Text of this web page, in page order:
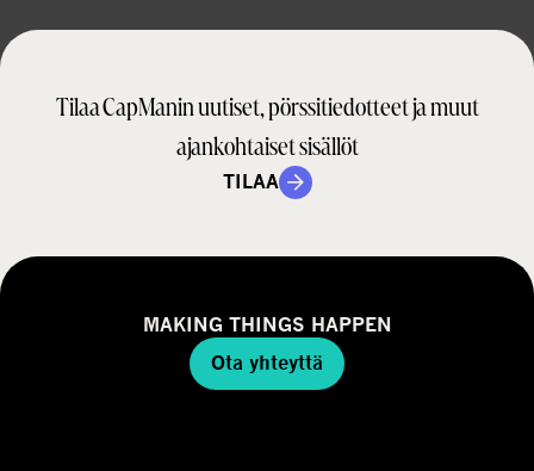
Tilaa CapManin uutiset, pörssitiedotteet ja muut
ajankohtaiset sisällöt
TILAA
MAKING THINGS HAPPEN
Ota yhteyttä